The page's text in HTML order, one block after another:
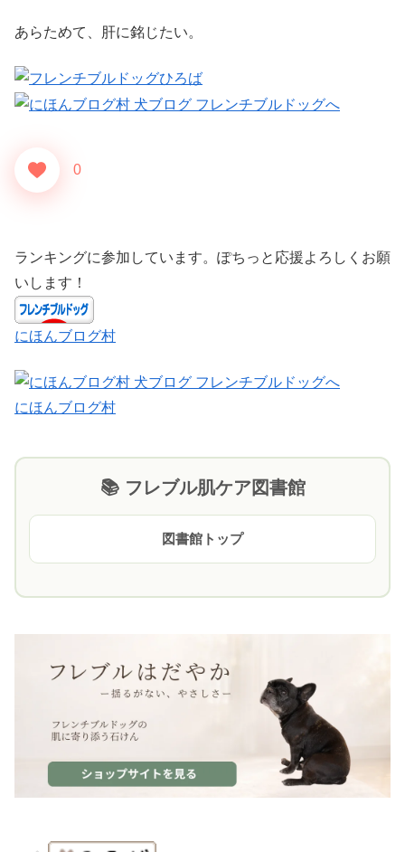
あらためて、肝に銘じたい。
0
ランキングに参加しています。ぽちっと応援よろしくお願
いします！
にほんブログ村
にほんブログ村
📚 フレブル肌ケア図書館
図書館トップ